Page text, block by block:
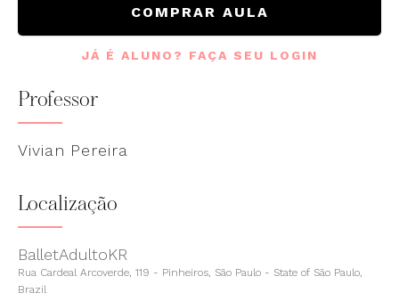
COMPRAR AULA
JÁ É ALUNO? FAÇA SEU LOGIN
Professor
Vivian Pereira
Localização
BalletAdultoKR
Rua Cardeal Arcoverde, 119 - Pinheiros, São Paulo - State of São Paulo,
Brazil